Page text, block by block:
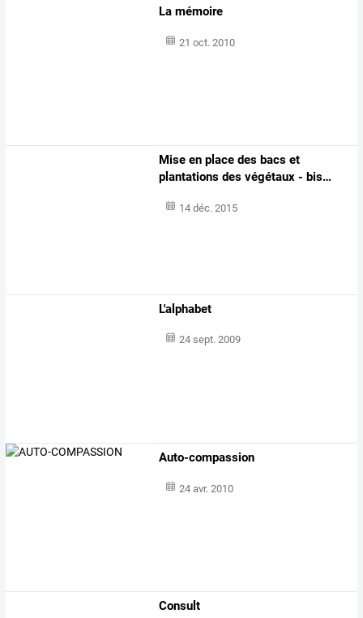
La mémoire
21 oct. 2010
Mise en place des bacs et
plantations des végétaux - bis…
14 déc. 2015
L'alphabet
24 sept. 2009
Auto-compassion
24 avr. 2010
Consult